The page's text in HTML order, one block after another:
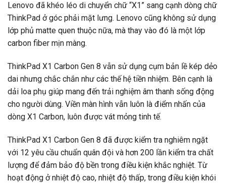
Lenovo đã khéo léo di chuyển chữ “X1” sang cạnh dòng chữ
ThinkPad ở góc phải mặt lưng. Lenovo cũng không sử dụng
lớp phủ matte quen thuộc nữa, mà thay vào đó là một lớp
carbon fiber mịn màng.
ThinkPad X1 Carbon Gen 8 vẫn sử dụng cụm bản lề kép dẻo
dai nhưng chắc chắn như các thế hệ tiền nhiệm. Bên cạnh là
dải loa phụ giúp mang đến trải nghiệm âm thanh sống động
cho người dùng. Viền màn hình vẫn luôn là điểm nhấn của
dòng X1 Carbon, luôn được vát mỏng tinh tế.
ThinkPad X1 Carbon Gen 8 đã được kiểm tra nghiêm ngặt
với 12 yêu cầu chuẩn quân đội và hơn 200 lần kiểm tra chất
lượng để đảm bảo độ bền trong điều kiện khắc nghiệt. Từ
hoạt động ở nhiệt độ cao, nhiệt độ thấp, trong điều kiện khói